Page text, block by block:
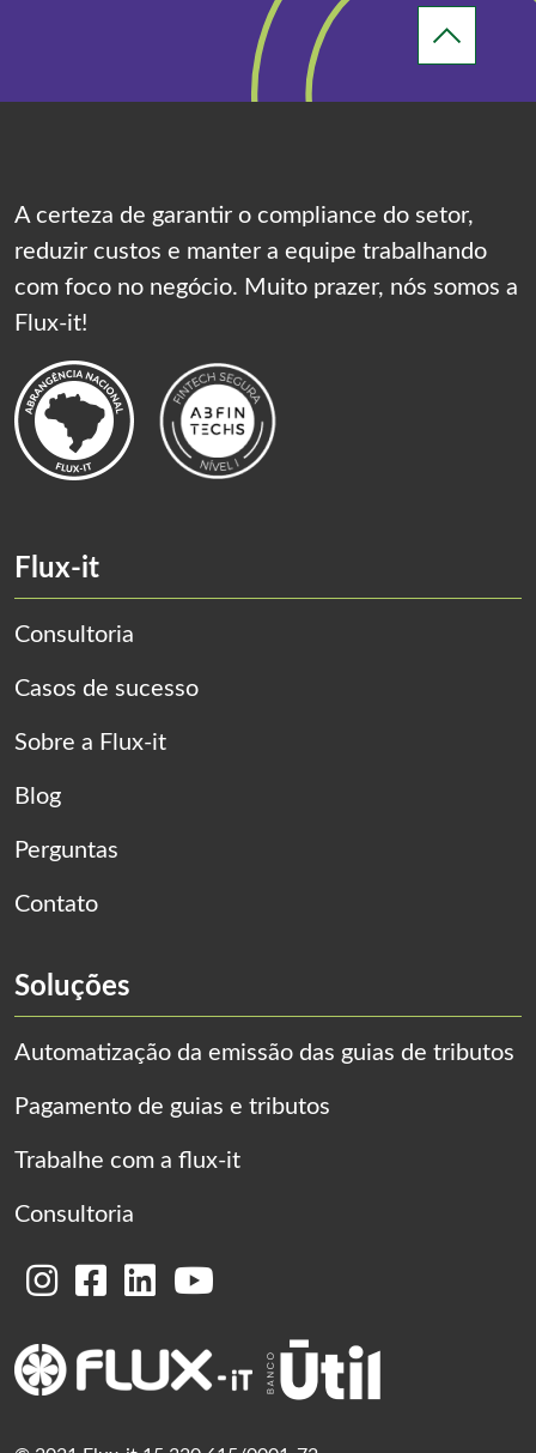
A certeza de garantir o compliance do setor,
reduzir custos e manter a equipe trabalhando
com foco no negócio. Muito prazer, nós somos a
Flux-it!
Flux-it
Consultoria
Casos de sucesso
Sobre a Flux-it
Blog
Perguntas
Contato
Soluções
Automatização da emissão das guias de tributos
Pagamento de guias e tributos
Trabalhe com a flux-it
Consultoria